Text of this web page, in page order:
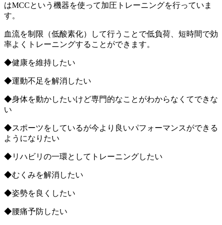
はMCCという機器を使って加圧トレーニングを行っていま
す。
血流を制限（低酸素化）して行うことで低負荷、短時間で効
率よくトレーニングすることができます。
◆健康を維持したい
◆運動不足を解消したい
◆身体を動かしたいけど専門的なことがわからなくてできな
い
◆スポーツをしているが今より良いパフォーマンスができる
ようになりたい
◆リハビリの一環としてトレーニングしたい
◆むくみを解消したい
◆姿勢を良くしたい
◆腰痛予防したい